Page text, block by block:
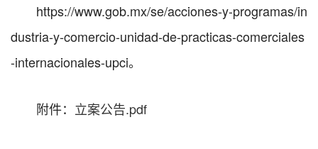
https://www.gob.mx/se/acciones-y-programas/in
dustria-y-comercio-unidad-de-practicas-comerciales
-internacionales-upci。
附件： 立案公告.pdf